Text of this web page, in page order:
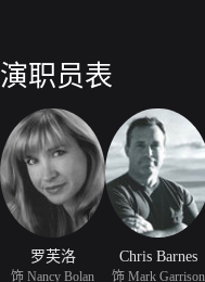
演职员表
罗芙洛
饰 Nancy Bolan
Chris Barnes
饰 Mark Garrison